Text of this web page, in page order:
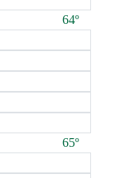
64º
65º